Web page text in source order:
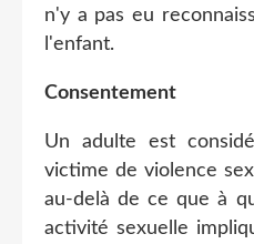
n'y a pas eu
l'enfant.
Consentement
Un adulte est
victime de violence
au-delà de ce que à
activité sexuelle